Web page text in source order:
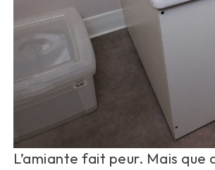
L’amiante fait peur. Mais